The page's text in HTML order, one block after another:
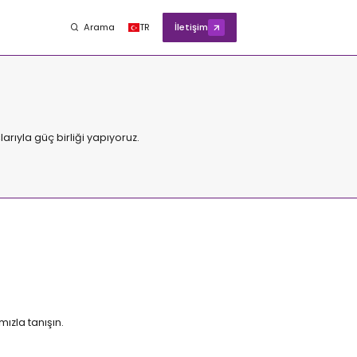
Arama TR İletişim
güç birliği yapıyoruz.
tanışın.